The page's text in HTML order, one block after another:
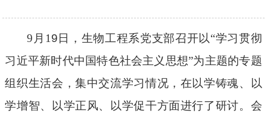
9月19 日，生物工程系党支部召开以“学习贯彻
习近平新时代中国特色社会主义思想”为主题的专题
组织生活会，集中交流学习情况，在以学铸魂、以
学增智、以学正风、以学促干方面进行了研讨。会